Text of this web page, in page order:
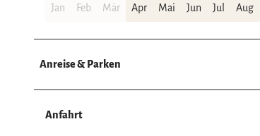
w
h
Jan Feb Mär Apr Mai Jun Jul Aug
Anreise & Parken
Anfahrt